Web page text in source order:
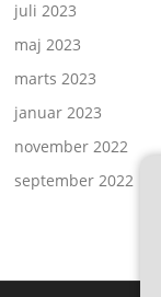
juli 2023
maj 2023
marts 2023
januar 2023
november 2022
september 2022